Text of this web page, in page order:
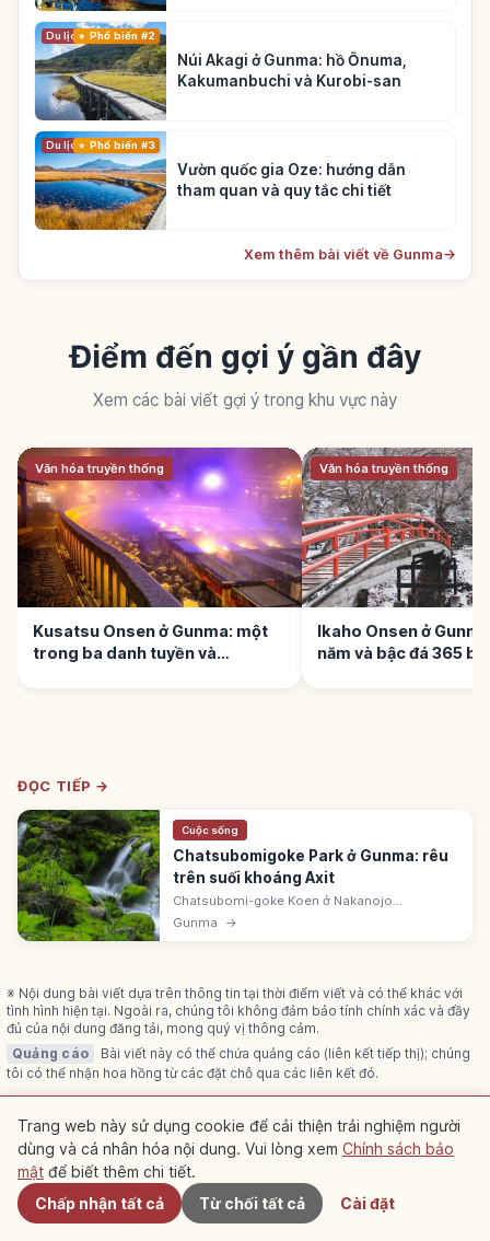
Du lịch Phổ biến #2
Núi Akagi ở Gunma: hồ Ōnuma,
Kakumanbuchi và Kurobi-san
Du lịch Phổ biến #3
Vườn quốc gia Oze: hướng dẫn
tham quan và quy tắc chi tiết
Xem thêm bài viết về Gunma→
Điểm đến gợi ý gần đây
Xem các bài viết gợi ý trong khu vực này
Văn hóa truyền thống
Kusatsu Onsen ở Gunma: một
trong ba danh tuyền và
Văn hóa truyền thống
Ikaho Onsen ở
năm và bậc đá 365
ĐỌC TIẾP →
Cuộc sống
Chatsubomigoke Park ở Gunma: rêu
trên suối khoáng Axit
Chatsubomi-goke Koen ở Nakanojo
(Agatsuma, Gunma) - rêu sống trên suối
Gunma →
※ Nội dung bài viết dựa trên thông tin tại thời điểm viết và có thể khác với
tình hình hiện tại. Ngoài ra, chúng tôi không đảm bảo tính chính xác và đầy
đủ của nội dung đăng tải, mong quý vị thông cảm.
Quảng cáo
Bài viết này có thể chứa quảng cáo (liên kết tiếp thị); chúng
tôi có thể nhận hoa hồng từ các đặt chỗ qua các liên kết đó.
Bài viết liên quan
Xem thêm bài viết trong danh mục này
Gần đây
Trang web này sử dụng cookie để cải thiện trải nghiệm người
dùng và cá nhân hóa nội dung. Vui lòng xem Chính sách bảo
mật để biết thêm chi tiết.
Chấp nhận tất cả
Từ chối tất cả Cài đặt